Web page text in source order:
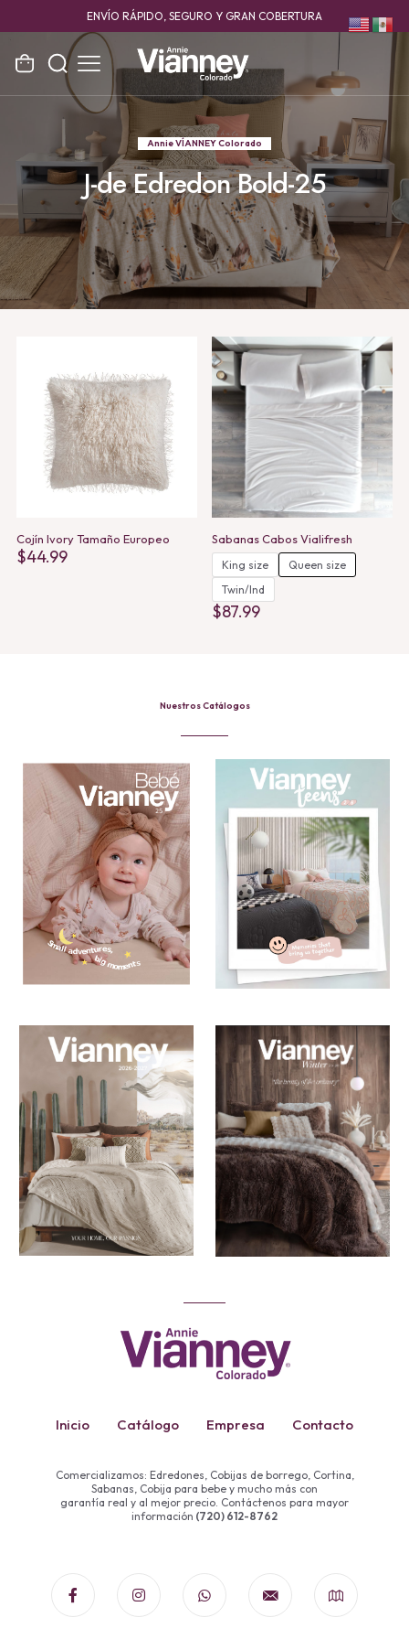
ENVÍO RÁPIDO, SEGURO Y GRAN COBERTURA
Annie VÍANNEY Colorado
J-de Edredon Bold-25
Cojín Ivory Tamaño Europeo
$44.99
Sabanas Cabos Vialifresh
King size
Queen size
Twin/Ind
$87.99
The
options
be
page
Nuestros Catálogos
Inicio Catálogo Empresa Contacto
Comercializamos: Edredones, Cobijas de borrego, Cortina,
Sabanas, Cobija para bebe y mucho más con
garantía real y al mejor precio. Contáctenos para mayor
información (720) 612-8762